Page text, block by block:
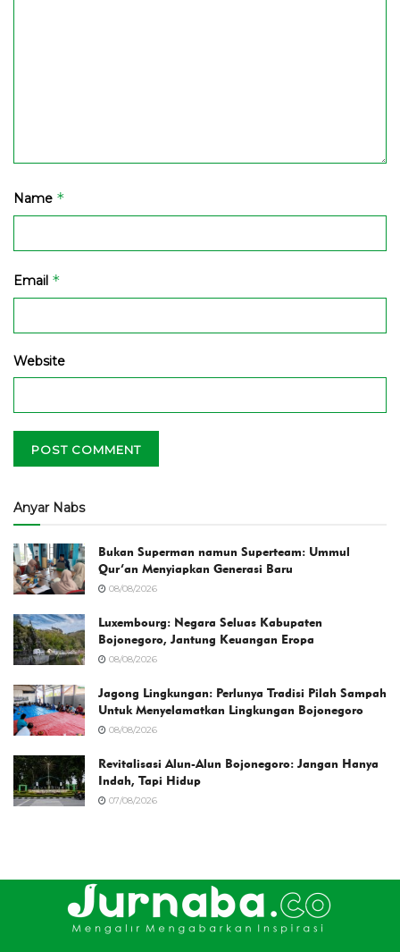
Name *
Email *
Website
Anyar Nabs
Bukan Superman namun Superteam: Ummul
Qur’an Menyiapkan Generasi Baru
08/08/2026
Luxembourg: Negara Seluas Kabupaten
Bojonegoro, Jantung Keuangan Eropa
08/08/2026
Jagong Lingkungan: Perlunya Tradisi Pilah Sampah
Untuk Menyelamatkan Lingkungan Bojonegoro
08/08/2026
Revitalisasi Alun-Alun Bojonegoro: Jangan Hanya
Indah, Tapi Hidup
07/08/2026